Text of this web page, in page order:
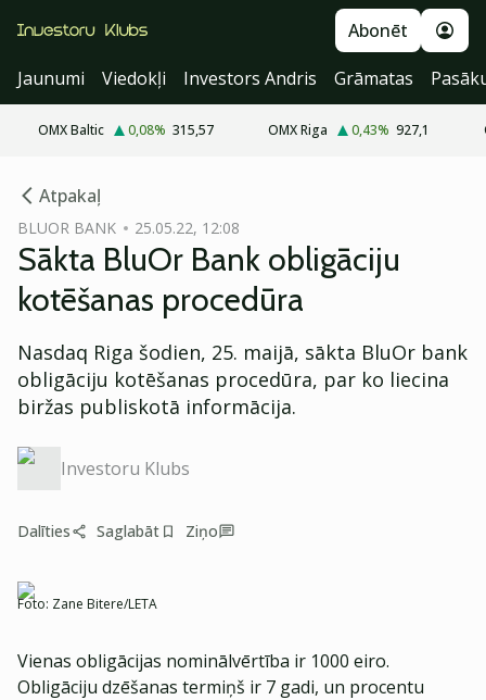
Abonēt
Jaunumi
Viedokļi Investors Andris Grāmatas
OMX Baltic 0,08% 315,57 OMX Riga 0,43% 927,1
Atpakaļ
BLUOR BANK 25.05.22, 12:08
Sākta BluOr Bank obligāciju
kotēšanas procedūra
Nasdaq Riga šodien, 25. maijā, sākta BluOr bank
obligāciju kotēšanas procedūra, par ko liecina
biržas publiskotā informācija.
Investoru Klubs
Dalīties Saglabāt Ziņo
Foto: Zane Bitere/LETA
Vienas obligācijas nominālvērtība ir 1000 eiro.
Obligāciju dzēšanas termiņš ir 7 gadi, un procentu